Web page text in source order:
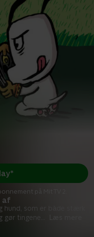
af
hund, som er både stærk
tingene
på Mit TV 2.